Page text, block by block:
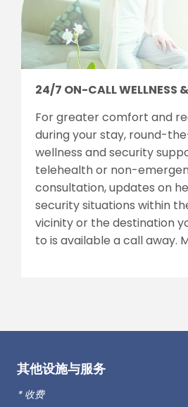
24/7 ON-CALL WELLNESS
For greater comfort and
during your stay, round-
wellness and security
telehealth or non-
consultation, updates on
security situations within
vicinity or the destination
to is available a call away.
其他设施与服务
* 收费